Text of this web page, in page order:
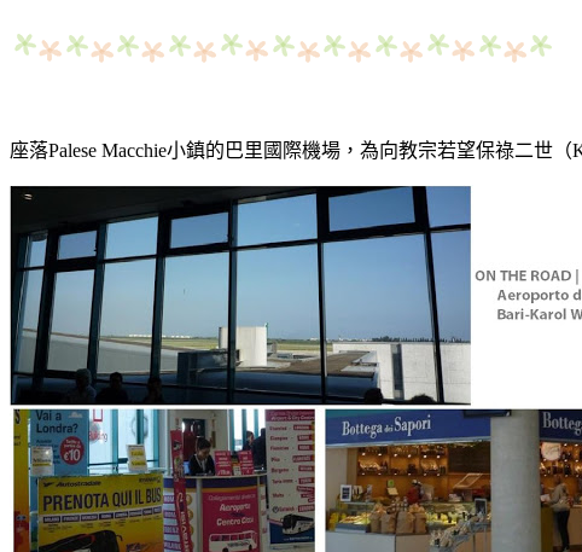
座落Palese Macchie小鎮的巴里國際機場，為向教宗若望保祿二世